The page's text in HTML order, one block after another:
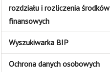
rozdziału i rozliczenia środków
finansowych
Wyszukiwarka BIP
Ochrona danych osobowych